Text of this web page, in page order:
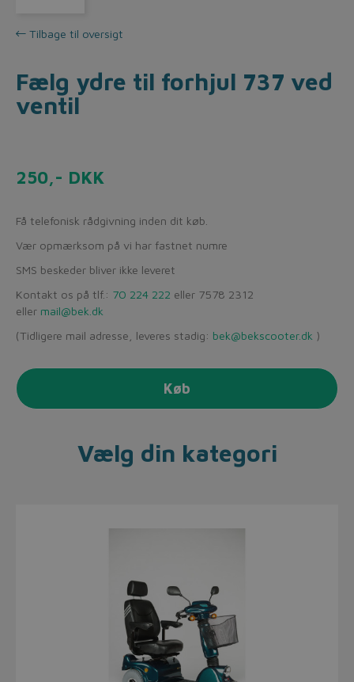
Tilbage til oversigt
Fælg ydre til forhjul 737 ved
ventil
250,- DKK
Få telefonisk rådgivning inden dit køb.
Vær opmærksom på vi har fastnet numre
SMS beskeder bliver ikke leveret
Kontakt os på tlf.: 70 224 222 eller 7578 2312
eller mail@bek.dk
(Tidligere mail adresse, leveres stadig: bek@bekscooter.dk )
Køb
Vælg din kategori